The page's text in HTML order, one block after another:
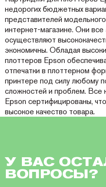
недорогих бюджетных
представителей
интернет-магазине. Они
осуществляют
экономичны. Обладая
плоттеров Epson
отпечатки в плоттерном
принтере под силу любому
сложностей и проблем. Все
Epson сертифицированы,
высокое качество товара.
У ВАС
ВОПРОСЫ?